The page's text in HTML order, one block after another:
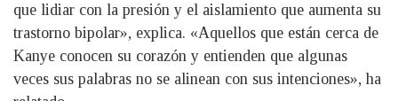
que lidiar con la presión y el aislamiento que aumenta su
trastorno bipolar», explica. «Aquellos que están cerca de
Kanye conocen su corazón y entienden que algunas
veces sus palabras no se alinean con sus intenciones», ha